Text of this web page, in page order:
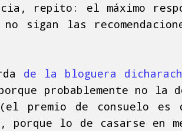
repito: el máximo
sigan las
de la bloguera
probablemente no
(el premio de consuelo
lo de casarse en